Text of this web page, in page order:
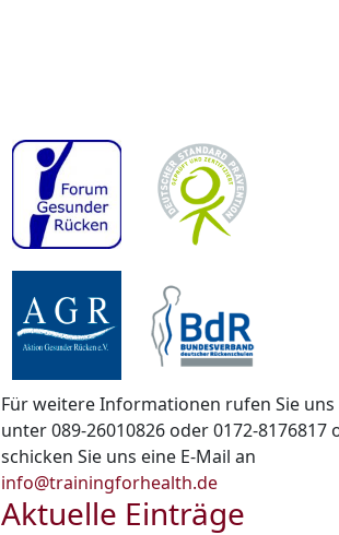
Für weitere Informationen rufen Sie uns
unter 089-26010826 oder 0172-8176817
schicken Sie uns eine E-Mail an
info@trainingforhealth.de
Aktuelle Einträge